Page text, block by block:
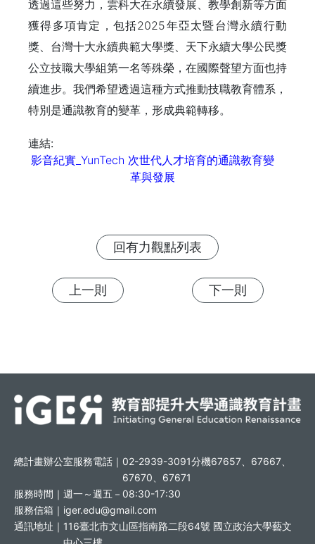
透過這些努力，雲科大在永續發展、教學創新等方面
獲得多項肯定，包括2025年亞太暨台灣永續行動
獎、台灣十大永續典範大學獎、天下永續大學公民獎
公立技職大學組第一名等殊榮，在國際聲望方面也持
續進步。我們希望透過這種方式推動技職教育體系，
特別是通識教育的變革，形成典範轉移。
連結:
影音紀實_YunTech 次世代人才培育的通識教育變
革與發展
回有力觀點列表
上一則 下一則
總計畫辦公室服務電話｜ 02-2939-3091分機67657、67667、
67670、67671
服務時間｜ 週一～週五－08:30-17:30
服務信箱｜ iger.edu@gmail.com
通訊地址｜ 116臺北市文山區指南路二段64號 國立政治大學藝文